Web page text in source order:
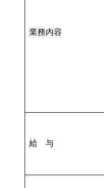
業務内容
給 与